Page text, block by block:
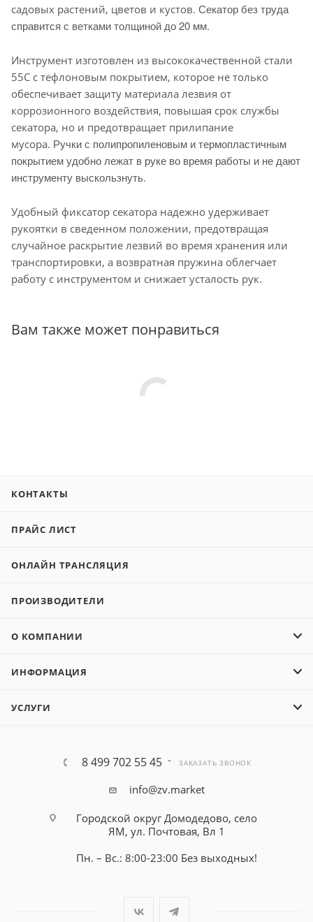
садовых растений, цветов и кустов. Секатор без труда
справится с ветками толщиной до 20 мм.
Инструмент изготовлен из высококачественной стали
55С с тефлоновым покрытием, которое не только
обеспечивает защиту материала лезвия от
коррозионного воздействия, повышая срок службы
секатора, но и предотвращает прилипание
мусора. Ручки с полипропиленовым и термопластичным
покрытием удобно лежат в руке во время работы и не дают
инструменту выскользнуть.
Удобный фиксатор секатора надежно удерживает
рукоятки в сведенном положении, предотвращая
случайное раскрытие лезвий во время хранения или
транспортировки, а возвратная пружина облегчает
работу с инструментом и снижает усталость рук.
Вам также может понравиться
КОНТАКТЫ
ПРАЙС ЛИСТ
ОНЛАЙН ТРАНСЛЯЦИЯ
ПРОИЗВОДИТЕЛИ
О КОМПАНИИ
ИНФОРМАЦИЯ
УСЛУГИ
8 499 702 55 45 ЗАКАЗАТЬ ЗВОНОК
info@zv.market
Городской округ Домодедово, село
ЯМ, ул. Почтовая, Вл 1
Пн. – Вс.: 8:00-23:00 Без выходных!